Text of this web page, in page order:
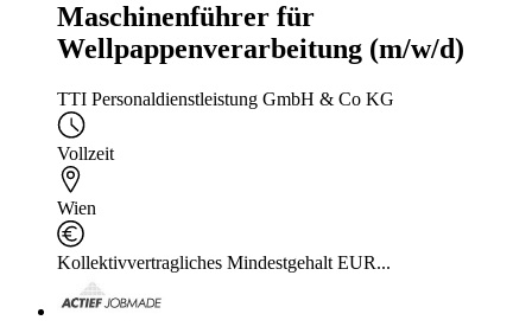
Maschinenführer für
Wellpappenverarbeitung (m/w/d)
TTI Personaldienstleistung GmbH & Co KG
Vollzeit
Wien
Kollektivvertragliches Mindestgehalt EUR...